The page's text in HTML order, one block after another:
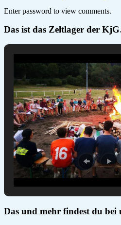
Enter password to view comments.
Das ist das Zeltlager der
Das und mehr findest du